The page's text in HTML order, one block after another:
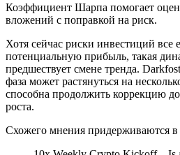
Коэффициент Шарпа помогает
вложений с поправкой на риск.
Хотя сейчас риски инвестиций
потенциальную прибыль, такая
предшествует смене тренда.
фаза может растянуться на
способна продолжить коррекцию
роста.
Схожего мнения придерживаются в